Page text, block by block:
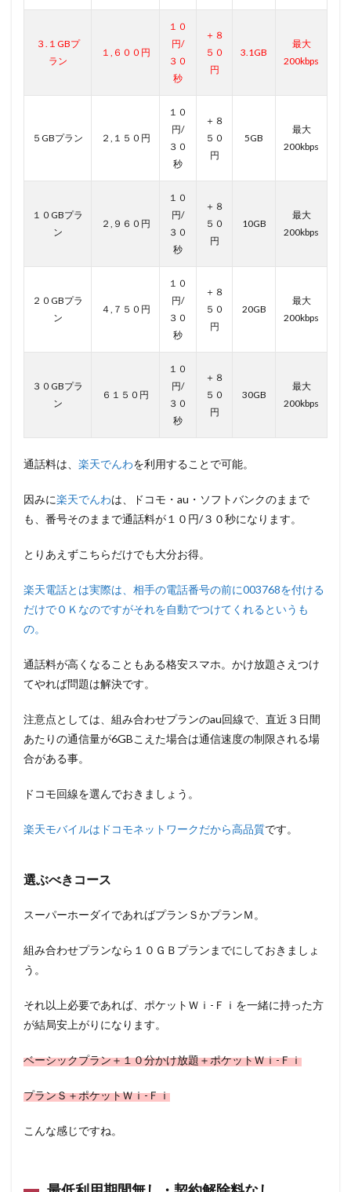
３.１GBプ
ラン
１,６００円
１０
円/
３０
秒
＋８
５０
円
3.1GB
最大
200kbps
５GBプラン ２,１５０円
１０
円/
３０
秒
＋８
５０
円
5GB
最大
200kbps
１０GBプラ
ン
２,９６０円
１０
円/
３０
秒
＋８
５０
円
10GB
最大
200kbps
２０GBプラ
ン
４,７５０円
１０
円/
３０
秒
＋８
５０
円
20GB
最大
200kbps
３０GBプラ
ン
６１５０円
１０
円/
３０
秒
＋８
５０
円
30GB
最大
200kbps
通話料は、 楽天でんわを利用することで可能。
因みに楽天でんわは、ドコモ・au・ソフトバンクのままで
も、番号そのままで通話料が１０円/３０秒になります。
とりあえずこちらだけでも大分お得。
楽天電話とは実際は、相手の電話番号の前に003768を付ける
だけでＯＫなのですがそれを自動でつけてくれるというも
の。
通話料が高くなることもある格安スマホ。かけ放題さえつけ
てやれば問題は解決です。
注意点としては、組み合わせプランのau回線で、直近３日間
あたりの通信量が6GBこえた場合は通信速度の制限される場
合がある事。
ドコモ回線を選んでおきましょう。
楽天モバイルはドコモネットワークだから高品質です。
選ぶべきコース
スーパーホーダイであればプランＳかプランＭ。
組み合わせプランなら１０ＧＢプランまでにしておきましょ
う。
それ以上必要であれば、ポケットＷｉ-Ｆｉを一緒に持った方
が結局安上がりになります。
ベーシックプラン＋１０分かけ放題＋ポケットＷｉ-Ｆｉ
プランＳ＋ポケットＷｉ-Ｆｉ
こんな感じですね。